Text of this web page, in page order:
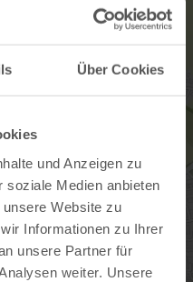
Über Cookies
und Anzeigen zu
soziale Medien anbieten
Website zu
Informationen zu Ihrer
unsere Partner für
weiter. Unsere